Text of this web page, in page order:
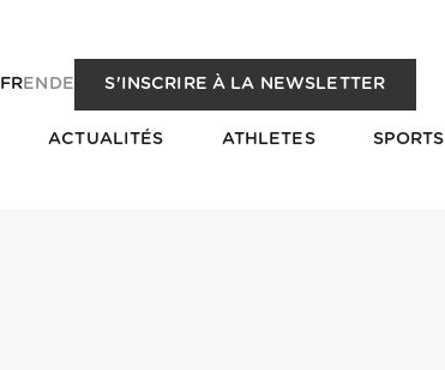
FREN DE S'INSCRIRE À LA NEWSLETTER
ACTUALITÉS ATHLETES SPORTS